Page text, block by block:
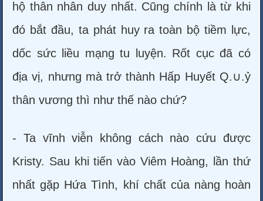
hộ thân nhân duy nhất. Cũng chính là từ khi
đó bắt đầu, ta phát huy ra toàn bộ tiềm lực,
dốc sức liều mạng tu luyện. Rốt cục đã có
địa vị, nhưng mà trở thành Hấp Huyết Q.∪.ỷ
thân vương thì như thế nào chứ?
- Ta vĩnh viễn không cách nào cứu được
Kristy. Sau khi tiến vào Viêm Hoàng, lần thứ
nhất gặp Hứa Tình, khí chất của nàng hoàn